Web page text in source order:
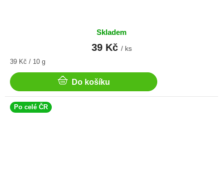
Skladem
39 Kč / ks
Měrná
39 Kč / 10 g
Do košíku
Po celé ČR